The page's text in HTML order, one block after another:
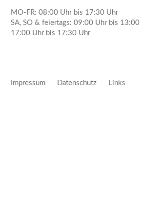
MO-FR: 08:00 Uhr bis 17:30 Uhr
SA, SO & feiertags: 09:00 Uhr bis 13:00
17:00 Uhr bis 17:30 Uhr
Impressum Datenschutz Links